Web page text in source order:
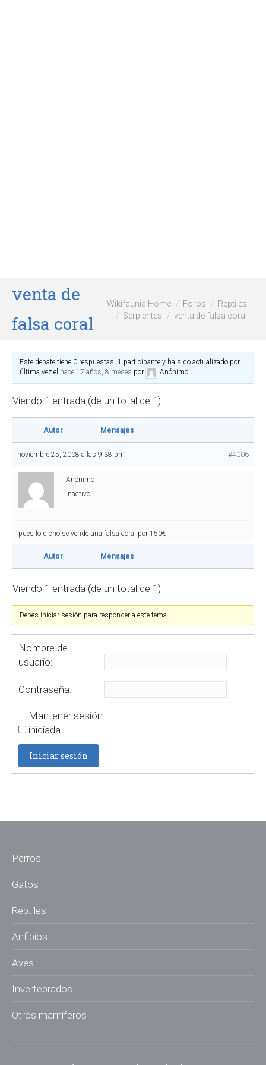
venta de
falsa coral
Wikifaunia Home Foros
Reptiles
Serpientes
venta de falsa coral
Este debate tiene 0 respuestas, 1 participante y ha sido actualizado por
última vez el hace 17 años, 8 meses por Anónimo.
Viendo 1 entrada (de un total de 1)
Autor Mensajes
noviembre 25, 2008 a las 9:38 pm #4006
Anónimo
Inactivo
pues lo dicho se vende una falsa coral por 150€
Autor Mensajes
Viendo 1 entrada (de un total de 1)
Debes iniciar sesión para responder a este tema.
Nombre de
usuario:
Contraseña:
Mantener sesión
iniciada
Iniciar sesión
Perros
Gatos
Reptiles
Anfibios
Aves
Invertebrados
Otros mamíferos